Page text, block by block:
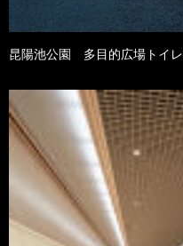
昆陽池公園 多目的広場トイレ